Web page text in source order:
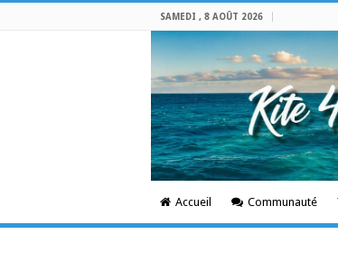
SAMEDI , 8 AOÛT 2026
Accueil Communauté